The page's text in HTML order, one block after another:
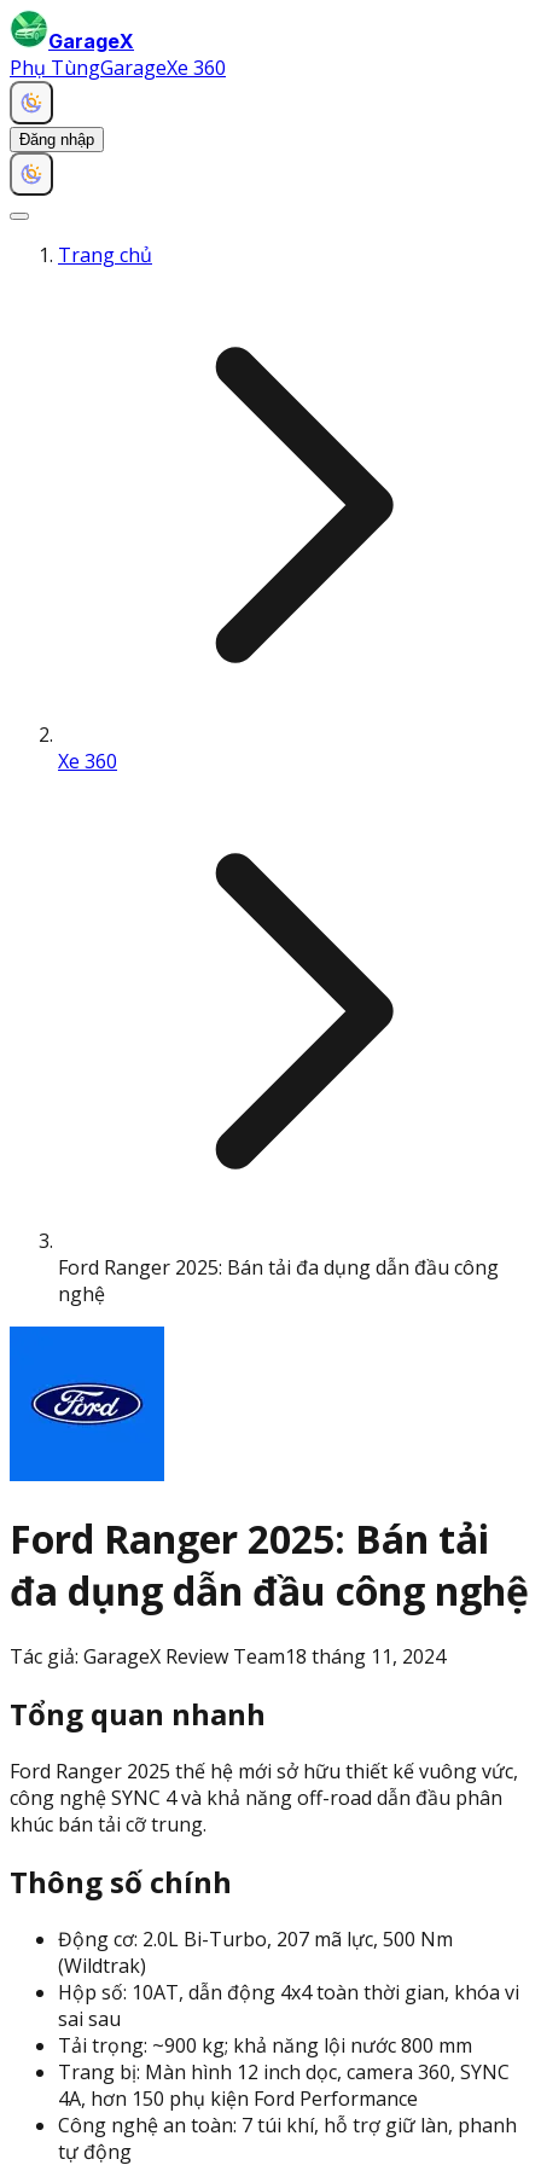
GarageX
Phụ TùngGarageXe 360
Đăng nhập
Trang chủ
Xe 360
Ford Ranger 2025: Bán tải đa dụng dẫn đầu công
nghệ
Ford Ranger 2025: Bán tải
đa dụng dẫn đầu công nghệ
Tác giả: GarageX Review Team18 tháng 11, 2024
Tổng quan nhanh
Ford Ranger 2025 thế hệ mới sở hữu thiết kế vuông vức,
công nghệ SYNC 4 và khả năng off-road dẫn đầu phân
khúc bán tải cỡ trung.
Thông số chính
Động cơ: 2.0L Bi-Turbo, 207 mã lực, 500 Nm
(Wildtrak)
Hộp số: 10AT, dẫn động 4x4 toàn thời gian, khóa vi
sai sau
Tải trọng: ~900 kg; khả năng lội nước 800 mm
Trang bị: Màn hình 12 inch dọc, camera 360, SYNC
4A, hơn 150 phụ kiện Ford Performance
Công nghệ an toàn: 7 túi khí, hỗ trợ giữ làn, phanh
tự động